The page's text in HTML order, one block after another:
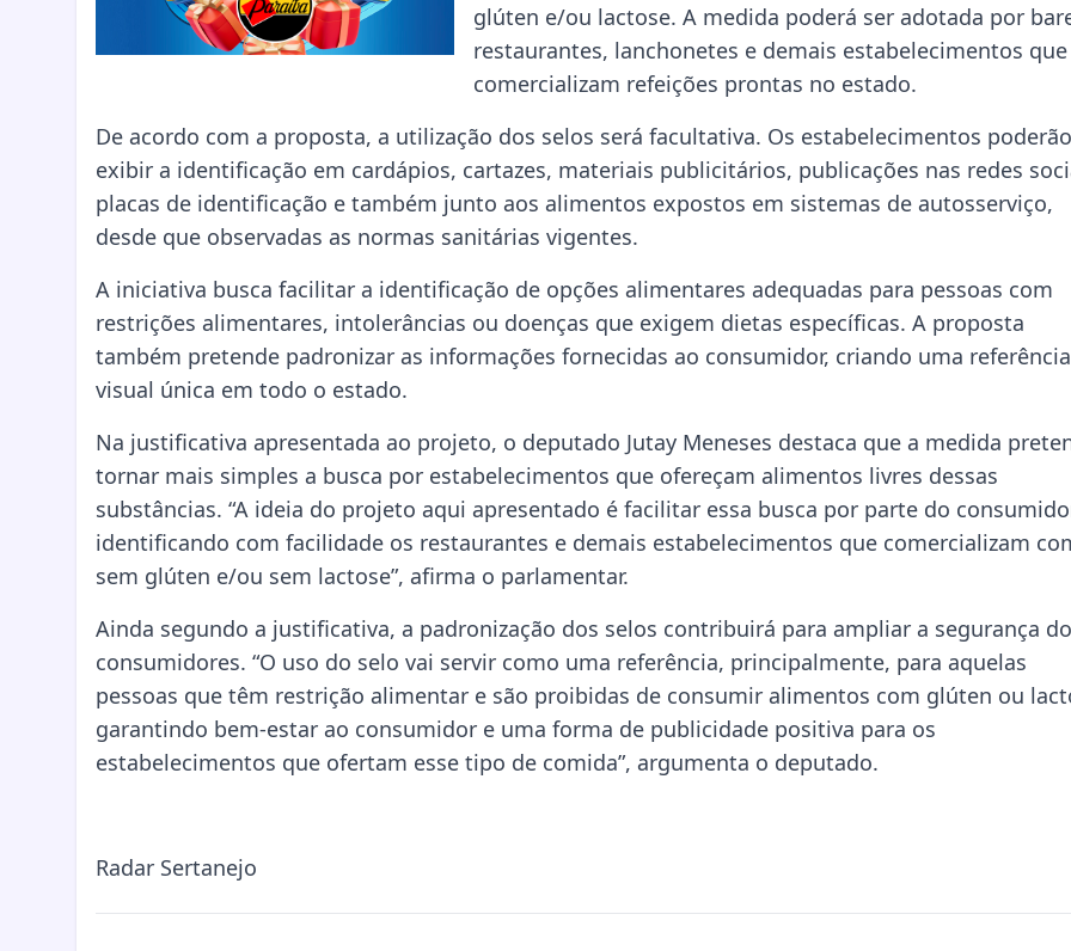
glúten e/ou lactose. A medida poderá ser adotada por
restaurantes, lanchonetes e demais estabelecimentos que
comercializam refeições prontas no estado.
De acordo com a proposta, a utilização dos selos será facultativa. Os estabelecimentos poderão
exibir a identificação em cardápios, cartazes, materiais publicitários, publicações nas redes
placas de identificação e também junto aos alimentos expostos em sistemas de autosserviço,
desde que observadas as normas sanitárias vigentes.
A iniciativa busca facilitar a identificação de opções alimentares adequadas para pessoas com
restrições alimentares, intolerâncias ou doenças que exigem dietas específicas. A proposta
também pretende padronizar as informações fornecidas ao consumidor, criando uma referência
visual única em todo o estado.
Na justificativa apresentada ao projeto, o deputado Jutay Meneses destaca que a medida
tornar mais simples a busca por estabelecimentos que ofereçam alimentos livres dessas
substâncias. “A ideia do projeto aqui apresentado é facilitar essa busca por parte do
identificando com facilidade os restaurantes e demais estabelecimentos que comercializam
sem glúten e/ou sem lactose”, afirma o parlamentar.
Ainda segundo a justificativa, a padronização dos selos contribuirá para ampliar a segurança
consumidores. “O uso do selo vai servir como uma referência, principalmente, para aquelas
pessoas que têm restrição alimentar e são proibidas de consumir alimentos com glúten ou
garantindo bem-estar ao consumidor e uma forma de publicidade positiva para os
estabelecimentos que ofertam esse tipo de comida”, argumenta o deputado.
Radar Sertanejo